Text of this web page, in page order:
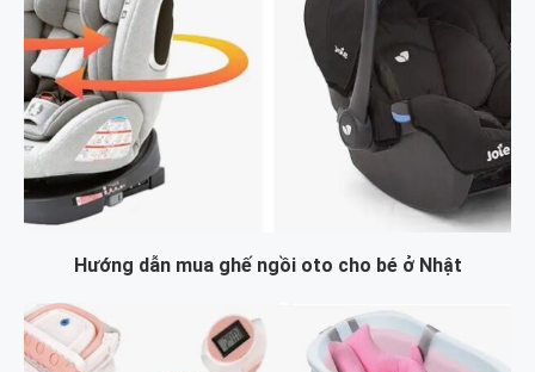
Hướng dẫn mua ghế ngồi oto cho bé ở Nhật